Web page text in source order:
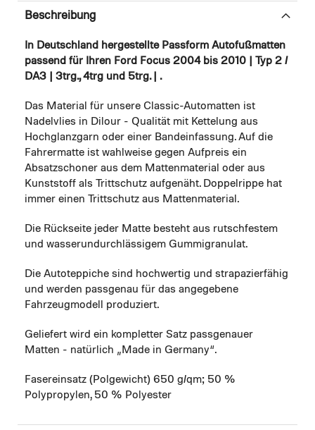
Beschreibung
In Deutschland hergestellte Passform Autofußmatten
passend für Ihren Ford Focus 2004 bis 2010 | Typ 2 /
DA3 | 3trg., 4trg und 5trg. | .
Das Material für unsere Classic-Automatten ist
Nadelvlies in Dilour - Qualität mit Kettelung aus
Hochglanzgarn oder einer Bandeinfassung. Auf die
Fahrermatte ist wahlweise gegen Aufpreis ein
Absatzschoner aus dem Mattenmaterial oder aus
Kunststoff als Trittschutz aufgenäht. Doppelrippe hat
immer einen Trittschutz aus Mattenmaterial.
Die Rückseite jeder Matte besteht aus rutschfestem
und wasserundurchlässigem Gummigranulat.
Die Autoteppiche sind hochwertig und strapazierfähig
und werden passgenau für das angegebene
Fahrzeugmodell produziert.
Geliefert wird ein kompletter Satz passgenauer
Matten - natürlich „Made in Germany“.
Fasereinsatz (Polgewicht) 650 g/qm; 50 %
Polypropylen, 50 % Polyester